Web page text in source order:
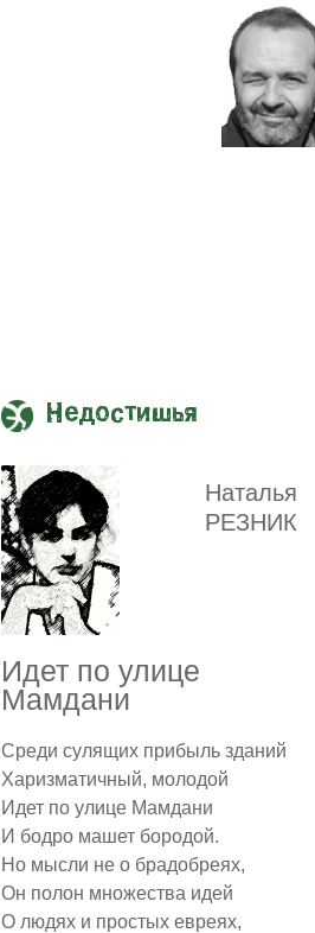
Недостишья
Наталья
РЕЗНИК
Идет по улице
Мамдани
Среди сулящих прибыль зданий
Харизматичный, молодой
Идет по улице Мамдани
И бодро машет бородой.
Но мысли не о брадобреях,
Он полон множества идей
О людях и простых евреях,